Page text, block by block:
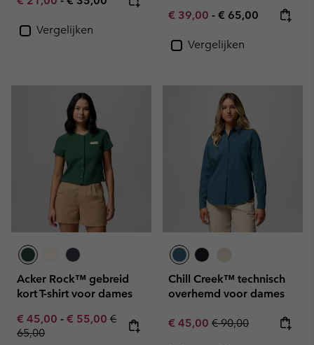
Vergelijken
Minimum sale price:
€ 39,00 - Maximum price:
€ 65,00
Vergelijken
Acker Rock™ gebreid
kort T-shirt voor dames
Minimum sale price:
€ 45,00 - Maximum sale price:
€ 55,00 Regular price:
€
65,00
Chill Creek™ technisch
overhemd voor dames
Sale price:
€ 45,00 Regular price:
€ 90,00